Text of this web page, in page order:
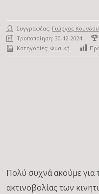
Συγγραφέας: Γιώργος
Τροποποίηση: 30-12-2024
Κατηγορίες: Φυσική
Πολύ συχνά ακούμε για
ακτινοβολίας των